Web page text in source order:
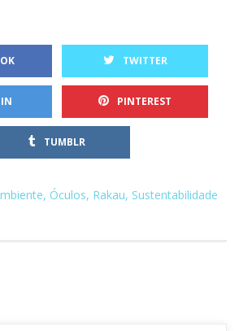
TWITTER
PINTEREST
TUMBLR
, Óculo, Rakau, Sustentabilidade